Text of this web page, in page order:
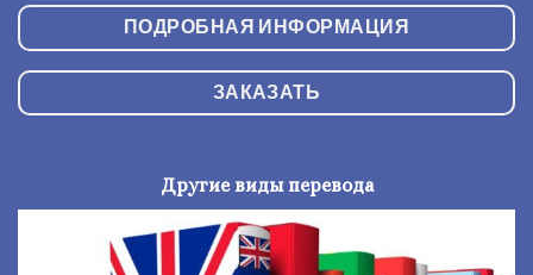
ПОДРОБНАЯ ИНФОРМАЦИЯ
ЗАКАЗАТЬ
Другие виды перевода